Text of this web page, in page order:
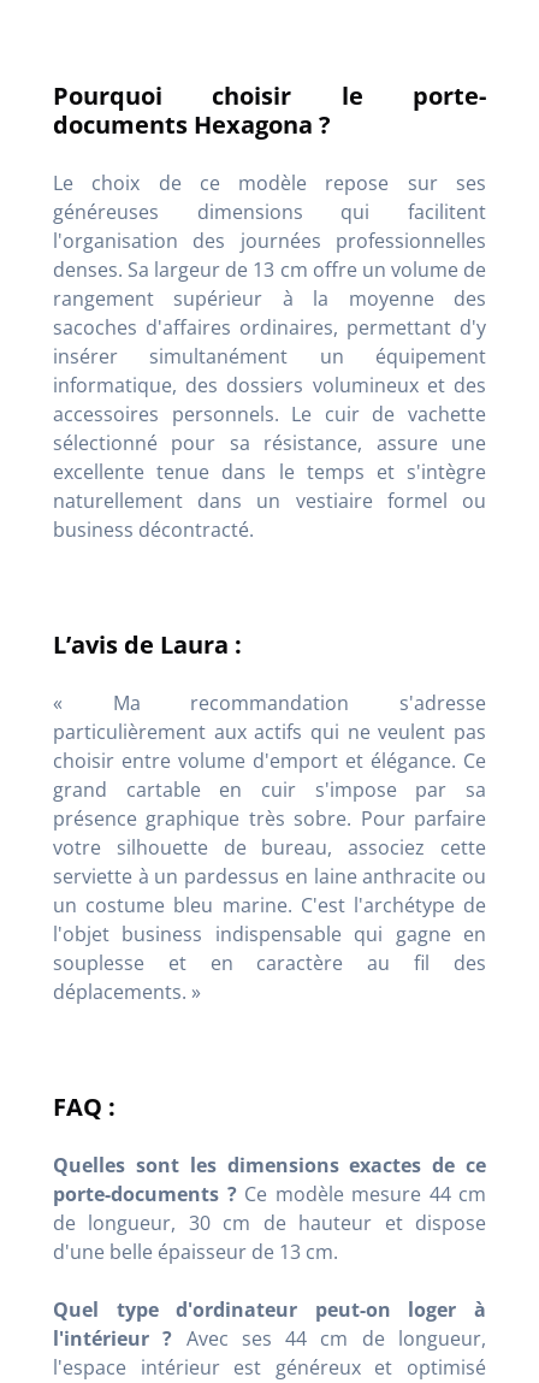
Pourquoi choisir le porte-
documents Hexagona ?
Le choix de ce modèle repose sur ses
généreuses dimensions qui facilitent
l'organisation des journées professionnelles
denses. Sa largeur de 13 cm offre un volume de
rangement supérieur à la moyenne des
sacoches d'affaires ordinaires, permettant d'y
insérer simultanément un équipement
informatique, des dossiers volumineux et des
accessoires personnels. Le cuir de vachette
sélectionné pour sa résistance, assure une
excellente tenue dans le temps et s'intègre
naturellement dans un vestiaire formel ou
business décontracté.
L’avis de Laura :
« Ma recommandation s'adresse
particulièrement aux actifs qui ne veulent pas
choisir entre volume d'emport et élégance. Ce
grand cartable en cuir s'impose par sa
présence graphique très sobre. Pour parfaire
votre silhouette de bureau, associez cette
serviette à un pardessus en laine anthracite ou
un costume bleu marine. C'est l'archétype de
l'objet business indispensable qui gagne en
souplesse et en caractère au fil des
déplacements. »
FAQ :
Quelles sont les dimensions exactes de ce
porte-documents ?Ce modèle mesure 44 cm
de longueur, 30 cm de hauteur et dispose
d'une belle épaisseur de 13 cm.
Quel type d'ordinateur peut-on loger à
l'intérieur ? Avec ses 44 cm de longueur,
l'espace intérieur est généreux et optimisé